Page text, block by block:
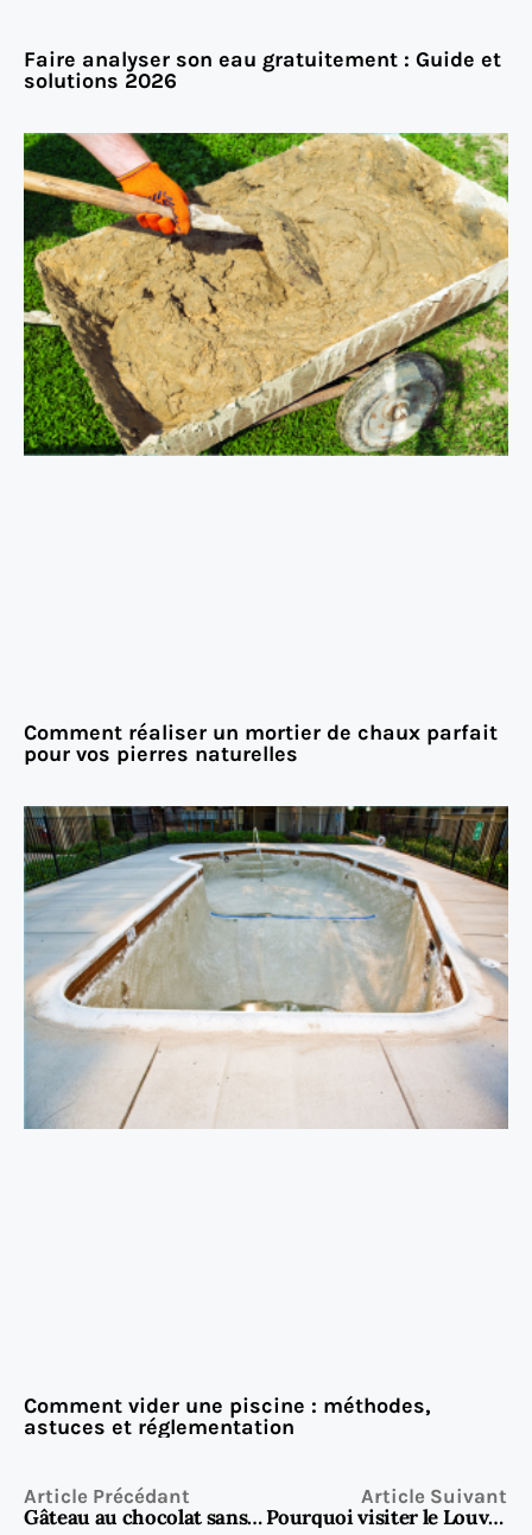
Faire analyser son eau gratuitement : Guide et
solutions 2026
Comment réaliser un mortier de chaux parfait
pour vos pierres naturelles
Comment vider une piscine : méthodes,
astuces et réglementation
Article Précédant
Gâteau au chocolat sans sucre : le dessert gourmand et sain pour diabétiques
Article Suivant
Pourquoi visiter le Louvre en 3D est devenu une vraie tendance ?